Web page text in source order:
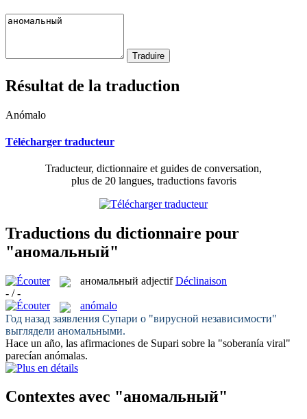
Résultat de la traduction
Anómalo
Télécharger traducteur
Traducteur, dictionnaire et guides de conversation,
plus de 20 langues, traductions favoris
Traductions du dictionnaire pour
"аномальный"
аномальный adjectif Déclinaison
- / -
anómalo
Год назад заявления Супари о "вирусной независимости"
выглядели аномальными.
Hace un año, las afirmaciones de Supari sobre la "soberanía viral"
parecían anómalas.
Contextes avec "аномальный"